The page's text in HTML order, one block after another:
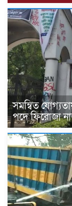
সমন্বিত
পদে ফিরোজা